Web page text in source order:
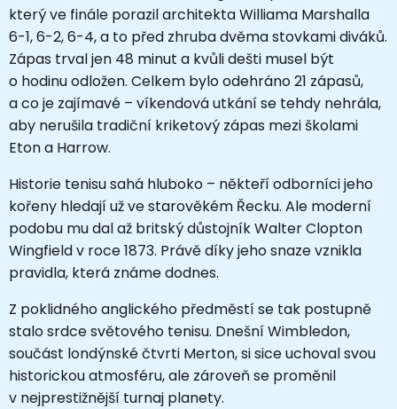
který ve finále porazil architekta Williama Marshalla
6-1, 6-2, 6-4, a to před zhruba dvěma stovkami diváků.
Zápas trval jen 48 minut a kvůli dešti musel být
o hodinu odložen. Celkem bylo odehráno 21 zápasů,
a co je zajímavé – víkendová utkání se tehdy nehrála,
aby nerušila tradiční kriketový zápas mezi školami
Eton a Harrow.
Historie tenisu sahá hluboko – někteří odborníci jeho
kořeny hledají už ve starověkém Řecku. Ale moderní
podobu mu dal až britský důstojník Walter Clopton
Wingfield v roce 1873. Právě díky jeho snaze vznikla
pravidla, která známe dodnes.
Z poklidného anglického předměstí se tak postupně
stalo srdce světového tenisu. Dnešní Wimbledon,
součást londýnské čtvrti Merton, si sice uchoval svou
historickou atmosféru, ale zároveň se proměnil
v nejprestižnější turnaj planety.